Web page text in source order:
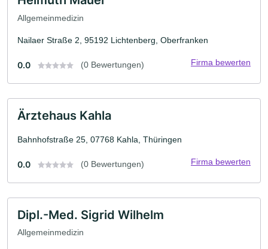
Allgemeinmedizin
Nailaer Straße 2, 95192 Lichtenberg, Oberfranken
0.0 (0 Bewertungen) Firma bewerten
Ärztehaus Kahla
Bahnhofstraße 25, 07768 Kahla, Thüringen
0.0 (0 Bewertungen) Firma bewerten
Dipl.-Med. Sigrid Wilhelm
Allgemeinmedizin